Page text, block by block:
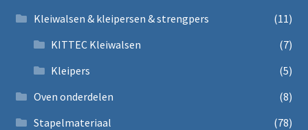
Kleiwalsen & kleipersen & strengpers
(11)
KITTEC Kleiwalsen
(7)
Kleipers
(5)
Oven onderdelen
(8)
Stapelmateriaal
(78)